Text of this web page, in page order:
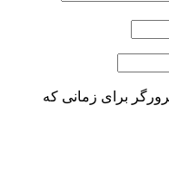
برای زمانی که